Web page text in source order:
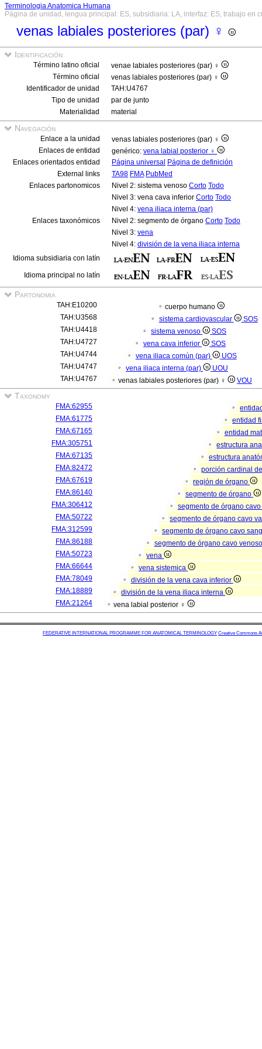
Terminologia Anatomica Humana
Página de unidad, lengua principal: ES, subsidiaria: LA, interfaz: ES, trabajo en
venas labiales posteriores (par) ♀
Identificación
Término latino oficial
venae labiales posteriores (par) ♀
Término oficial
venas labiales posteriores (par) ♀
Identificador de unidad
TAH:U4767
Tipo de unidad
par de junto
Materialidad
material
Navegación
Enlace a la unidad
venas labiales posteriores (par) ♀
Enlaces de entidad
genérico: vena labial posterior ♀
Enlaces orientados entidad
Página universal Página de definición
External links
TA98 FMA PubMed
Enlaces partonomicos
Nivel 2: sistema venoso Corto Todo
Nivel 3: vena cava inferior Corto Todo
Nivel 4: vena iliaca interna (par)
Enlaces taxonómicos
Nivel 2: segmento de órgano Corto Todo
Nivel 3: vena
Nivel 4: división de la vena iliaca interna
Idioma subsidiaria con latín
Idioma principal no latín
Partonomia
TAH:E10200
cuerpo humano
TAH:U3568
sistema cardiovascular
SOS
TAH:U4418
sistema venoso
SOS
TAH:U4727
vena cava inferior
SOS
TAH:U4744
vena iliaca común (par)
UOS
TAH:U4747
vena iliaca interna (par)
UOU
TAH:U4767
venas labiales posteriores (par) ♀ VOU
Taxonomy
FMA:62955
FMA:61775
entidad
FMA:67165
entidad
FMA:305751
estructura
FMA:67135
estructura
FMA:82472
porción cardinal
FMA:67619
región de órgano
FMA:86140
segmento de órgano
FMA:306412
segmento de órgano
FMA:50722
segmento de órgano cavo
FMA:312599
segmento de órgano cavo
FMA:86188
segmento de órgano cavo
FMA:50723
vena
FMA:66644
vena sistemica
FMA:78049
división de la vena cava inferior
FMA:18889
división de la vena iliaca interna
FMA:21264
vena labial posterior ♀
FEDERATIVE INTERNATIONAL PROGRAMME FOR ANATOMICAL TERMINOLOGY Creative Commons